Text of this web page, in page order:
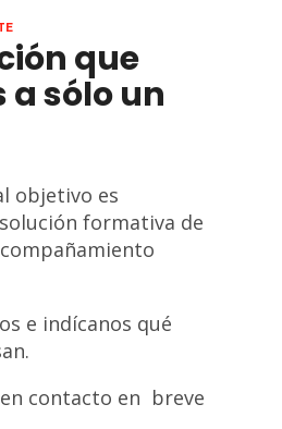
que
a sólo un
objetivo es
formativa de
e indícanos qué
contacto en breve